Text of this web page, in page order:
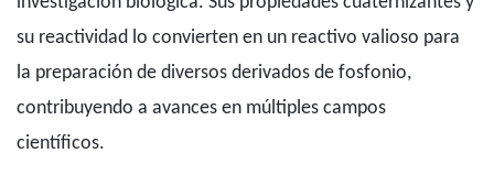
su reactividad lo convierten en un reactivo valioso para
la preparación de diversos derivados de fosfonio,
contribuyendo a avances en múltiples campos
científicos.